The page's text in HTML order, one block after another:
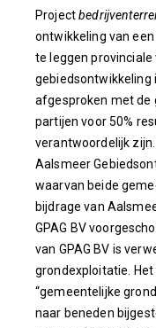
Project
ontwikkeling van
te leggen provinciale
gebiedsontwikkeling
afgesproken met de
partijen voor 50%
verantwoordelijk
Aalsmeer
waarvan beide
bijdrage van
GPAG BV
van GPAG BV is
grondexploitatie.
“gemeentelijke
naar beneden